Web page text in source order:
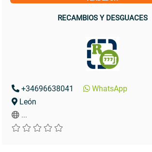
RECAMBIOS Y DESGUACES
+34696638041
WhatsApp
León
...